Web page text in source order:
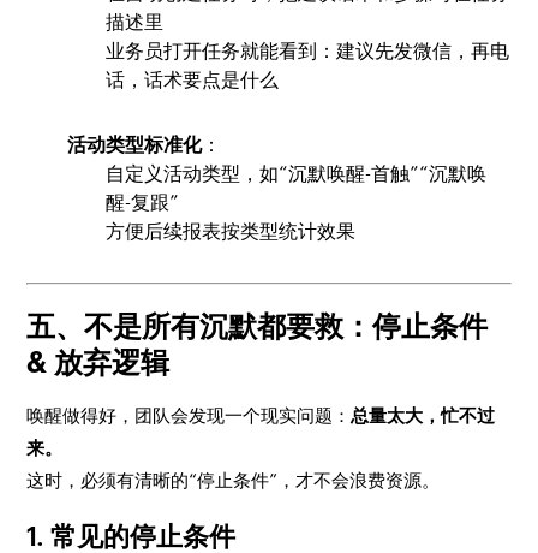
描述里
业务员打开任务就能看到：建议先发微信，再电
话，话术要点是什么
活动类型标准化：
自定义活动类型，如“沉默唤醒-首触”“沉默唤
醒-复跟”
方便后续报表按类型统计效果
五、不是所有沉默都要救：停止条件
& 放弃逻辑
唤醒做得好，团队会发现一个现实问题：总量太大，忙不过
来。
这时，必须有清晰的“停止条件”，才不会浪费资源。
1. 常见的停止条件